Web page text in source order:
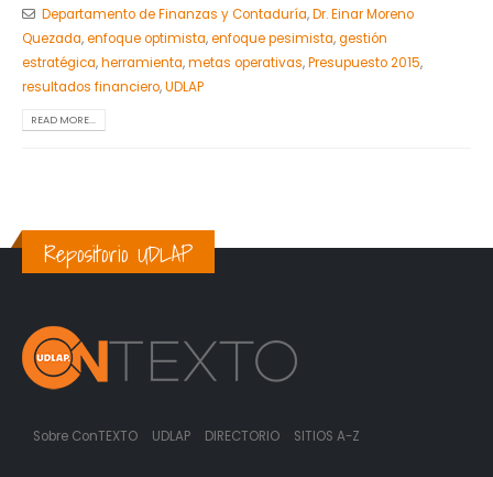
Departamento de Finanzas y Contaduría,Dr. Einar Moreno
Quezada,enfoque optimista,enfoque pesimista,gestión
estratégica,herramienta,metas operativas,Presupuesto 2015,
resultados financiero,UDLAP
READ MORE...
Repositorio UDLAP
Sobre ConTEXTO UDLAP DIRECTORIO SITIOS A-Z